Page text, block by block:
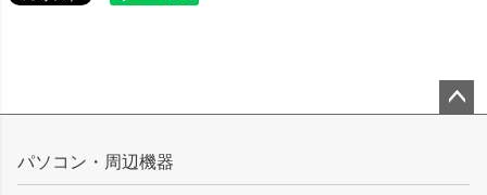
ップ
パソコン・周辺機器